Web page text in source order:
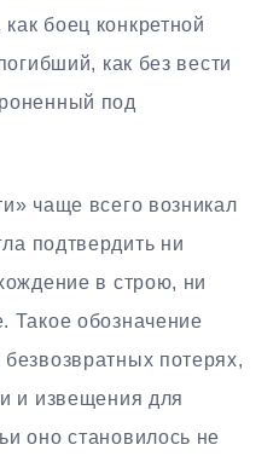
боец конкретной
как без вести
под
чаще всего возникал
подтвердить ни
в строю, ни
Такое обозначение
потерях,
и извещения для
оно становилось не